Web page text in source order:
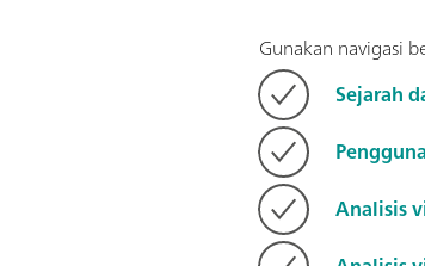
Gunakan navigasi
Sejarah
Analisis